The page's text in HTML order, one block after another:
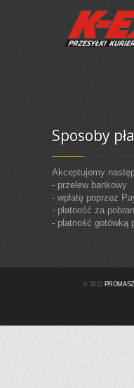
Sposoby
Akceptujemy
- przelew bankowy
- wpłatę poprzez
- płatność za
- płatność gotówką
© 2015